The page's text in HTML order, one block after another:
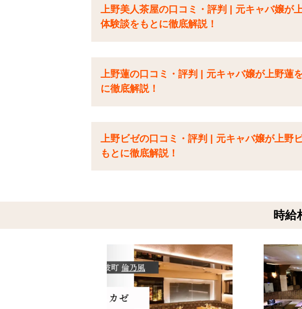
上野美人茶屋の口コミ・評判 | 元キャバ嬢が
体験談をもとに徹底解説！
上野蓮の口コミ・評判 | 元キャバ嬢が上野蓮
に徹底解説！
上野ビゼの口コミ・評判 | 元キャバ嬢が上野
もとに徹底解説！
時給